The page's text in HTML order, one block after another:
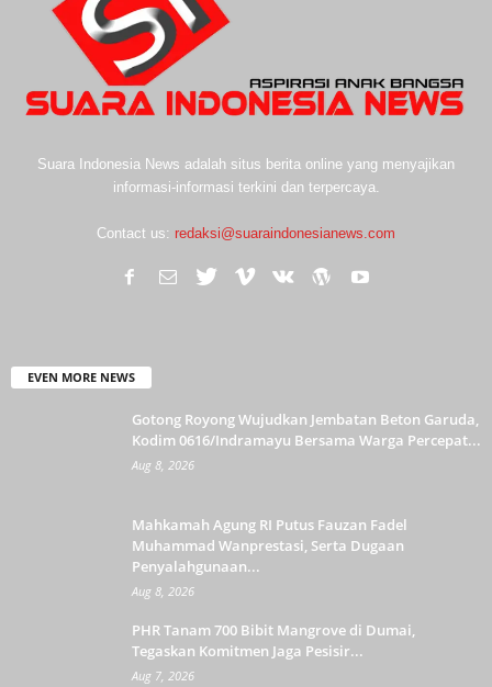
Suara Indonesia News adalah situs berita online yang menyajikan
informasi-informasi terkini dan terpercaya.
Contact us: redaksi@suaraindonesianews.com
EVEN MORE NEWS
Gotong Royong Wujudkan Jembatan Beton Garuda,
Kodim 0616/Indramayu Bersama Warga Percepat...
Aug 8, 2026
Mahkamah Agung RI Putus Fauzan Fadel
Muhammad Wanprestasi, Serta Dugaan
Penyalahgunaan...
Aug 8, 2026
PHR Tanam 700 Bibit Mangrove di Dumai,
Tegaskan Komitmen Jaga Pesisir...
Aug 7, 2026